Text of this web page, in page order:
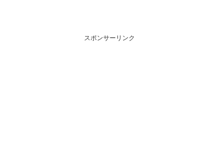
スポンサーリンク